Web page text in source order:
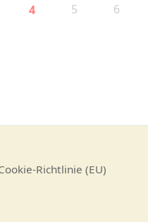
4 5 6
Richtlinie (EU)